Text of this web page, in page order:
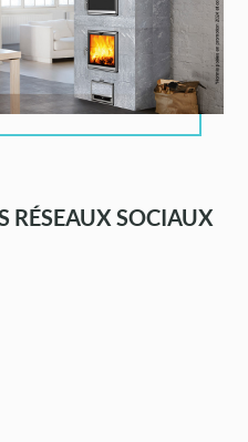
RÉSEAUX SOCIAUX